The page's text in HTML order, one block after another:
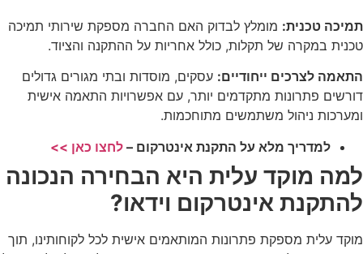
תמיכה טכנית: מומלץ לבדוק האם החברה מספקת שירותי תמיכה
טכנית במקרה של תקלות, כולל אחריות על ההתקנה והציוד.
התאמה לצרכים ייחודיים: עסקים, מוסדות ובתי מגורים גדולים
דורשים פתרונות מתקדמים יותר, עם אפשרויות התאמה אישית
ומערכות ניהול משתמשים מתוחכמות.
למדריך מלא על התקנת אינטרקום – לחצו כאן >>
למה מוקד עלית היא הבחירה הנכונה
להתקנת אינטרקום וידאו?
מוקד עלית מספקת פתרונות המותאמים אישית לכל לקוחותינו, תוך